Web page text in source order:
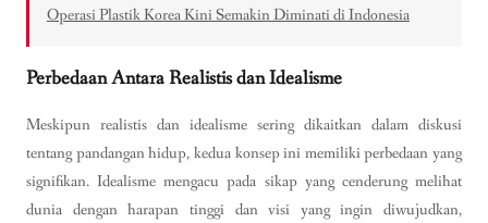
Operasi Plastik Korea Kini Semakin Diminati di Indonesia
Perbedaan Antara Realistis dan Idealisme
Meskipun realistis dan idealisme sering dikaitkan dalam diskusi
tentang pandangan hidup, kedua konsep ini memiliki perbedaan yang
signifikan. Idealisme mengacu pada sikap yang cenderung melihat
dunia dengan harapan tinggi dan visi yang ingin diwujudkan,